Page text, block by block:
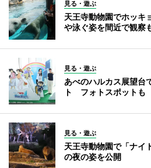
見る・遊ぶ
天王寺動物園でホッ
や泳ぐ姿を間近で観察
見る・遊ぶ
あべのハルカス展望台
ト フォトスポットも
見る・遊ぶ
天王寺動物園で「ナ
の夜の姿を公開